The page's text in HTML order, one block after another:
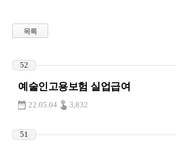
목록
52
예술인고용보험 실업급여
22.05.04 3,832
51